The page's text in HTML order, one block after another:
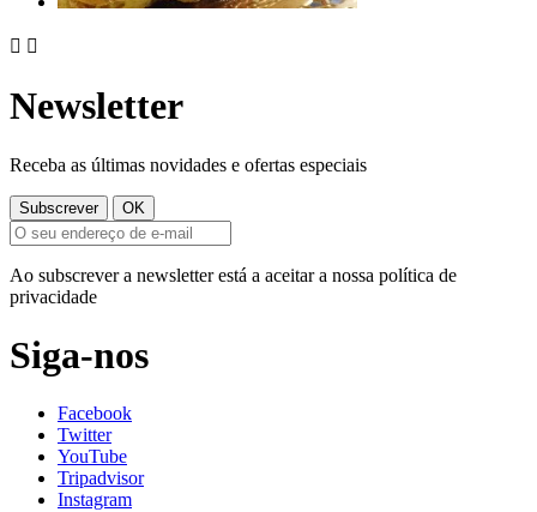
 
Newsletter
Receba as últimas novidades e ofertas especiais
Ao subscrever a newsletter está a aceitar a nossa política de
privacidade
Siga-nos
Facebook
Twitter
YouTube
Tripadvisor
Instagram